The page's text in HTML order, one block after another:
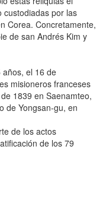
custodiadas por las
Corea. Concretamente,
de san Andrés Kim y
años, el 16 de
misioneros franceses
1839 en Saenamteo,
de Yongsan-gu, en
de los actos
de los 79